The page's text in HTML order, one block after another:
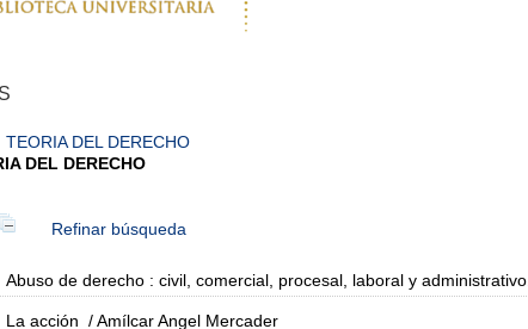
TEORIA DEL DERECHO
DEL DERECHO
Refinar búsqueda
Abuso de derecho : civil, comercial, procesal, laboral y administrativo.
La acción / Amílcar Angel Mercader